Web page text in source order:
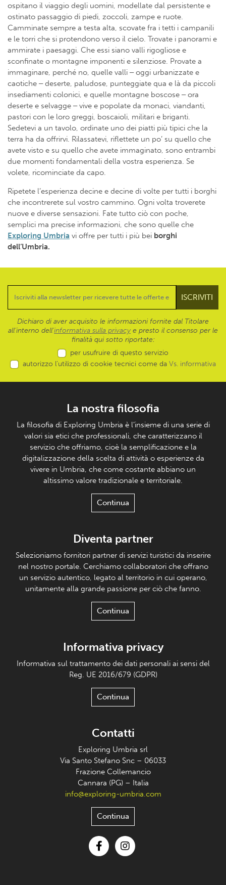
ospitano il viaggio degli uomini, modellate dal persistente e
ostinato passaggio di piedi, zoccoli, zampe e ruote.
Camminate sempre a testa alta, scovate fra i tetti i campanili
e le torri che si protendono verso il cielo. Trovate i panorami e
ammirate i paesaggi. Che essi siano valli rigogliose e
sconfinate o montagne imponenti e silenziose. Provate a
immaginare, perché no, quelle valli ‒ oggi urbanizzate e
caotiche ‒ deserte, paludose, punteggiate qua e là da piccoli
insediamenti colonici, e quelle montagne boscose ‒ ora
deserte e selvagge ‒ vive e popolate da monaci, viandanti,
pastori con le loro greggi, boscaioli, militari e briganti.
Sedetevi a un tavolo, ordinate uno dei piatti più tipici che la
terra ha da offrirvi. Rilassatevi, riflettete un po’ su quello che
avete visto e su quello che avete immaginato, sono entrambi
due momenti fondamentali della vostra esperienza. Se
volete, ricominciate da capo.
Ripetete l’esperienza decine e decine di volte per tutti i borghi
che incontrerete sul vostro cammino. Ogni volta troverete
nuove e diverse sensazioni. Fate tutto ciò con poche,
semplici ma precise informazioni, che sono quelle che
Exploring Umbria vi offre per tutti i più bei borghi
dell’Umbria.
Dichiaro di aver acquisito le informazioni fornite dal Titolare
all’interno dell'informativa sulla privacy e presto il consenso per le
finalità qui sotto riportate:
per usufruire di questo servizio
autorizzo l’utilizzo di cookie tecnici come da Vs. informativa
La nostra filosofia
La filosofia di Exploring Umbria è l’insieme di una serie di
valori sia etici che professionali, che caratterizzano il
servizio che offriamo, cioè la semplificazione e la
digitalizzazione della scelta di attività o esperienze da
vivere in Umbria, che come costante abbiano un
altissimo valore tradizionale e territoriale.
Continua
Diventa partner
Selezioniamo fornitori partner di servizi turistici da inserire
nel nostro portale. Cerchiamo collaboratori che offrano
un servizio autentico, legato al territorio in cui operano,
unitamente alla grande passione per ciò che fanno.
Continua
Informativa privacy
Informativa sul trattamento dei dati personali ai sensi del
Reg. UE 2016/679 (GDPR)
Continua
Contatti
Exploring Umbria srl
Via Santo Stefano Snc – 06033
Frazione Collemancio
Cannara (PG) – Italia
info@exploring-umbria.com
Continua